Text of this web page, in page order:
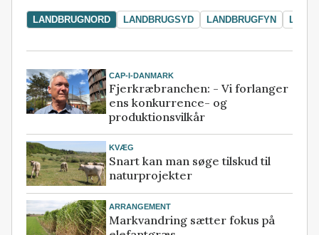
LANDBRUGNORD LANDBRUGSYD LANDBRUGFYN
CAP-I-DANMARK
Fjerkræbranchen: - Vi forlanger
ens konkurrence- og
produktionsvilkår
KVÆG
Snart kan man søge tilskud til
naturprojekter
ARRANGEMENT
Markvandring sætter fokus på